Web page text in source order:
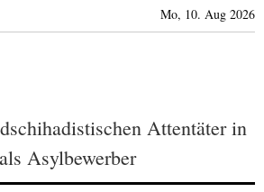
Mo, 10. Aug 2026
Attentäter in
Asylbewerber